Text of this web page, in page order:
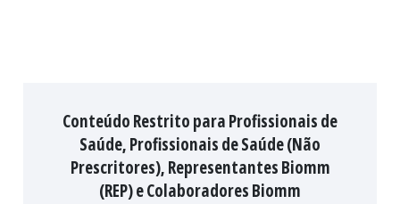
Conteúdo Restrito para Profissionais de
Saúde, Profissionais de Saúde (Não
Prescritores), Representantes Biomm
(REP) e Colaboradores Biomm